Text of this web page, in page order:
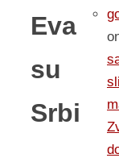
Eva
su
Srbi